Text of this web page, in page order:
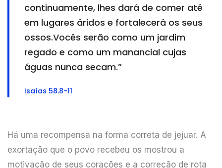
continuamente, lhes dará de comer até
em lugares áridos e fortalecerá os seus
ossos.Vocês serão como um jardim
regado e como um manancial cujas
águas nunca secam.”
Isaías 58.8-11
Há uma recompensa na forma correta de jejuar. A
exortação que o povo recebeu os mostrou a
motivação de seus corações e a correção de rota